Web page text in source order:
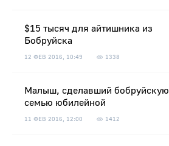
$15 тысяч для айтишника из
Бобруйска
12 ФЕВ 2016, 10:49 1338
Малыш, сделавший бобруйскую
семью юбилейной
11 ФЕВ 2016, 12:00 1412